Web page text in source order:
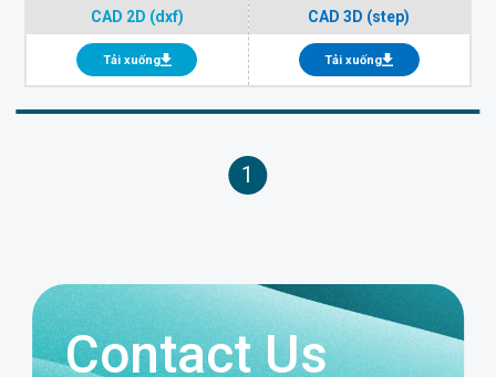
CAD 2D (dxf)
Tải xuống
CAD 3D (step)
Tải xuống
1
Contact Us